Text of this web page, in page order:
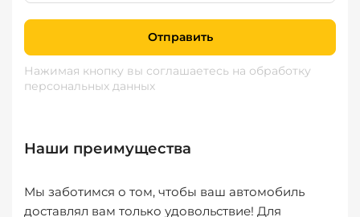
Отправить
Нажимая кнопку вы соглашаетесь на обработку
персональных данных
Наши преимущества
Мы заботимся о том, чтобы ваш автомобиль
доставлял вам только удовольствие! Для